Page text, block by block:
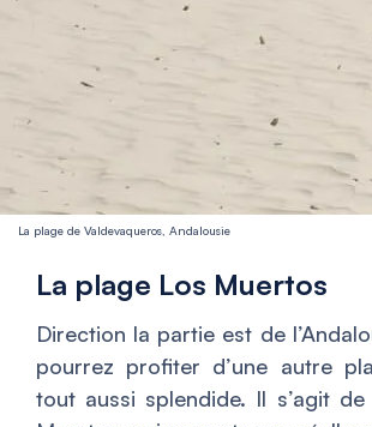
La plage de Valdevaqueros, Andalousie
La plage Los Muertos
Direction la partie est de
pourrez profiter d’une autre
tout aussi splendide. Il s’agit